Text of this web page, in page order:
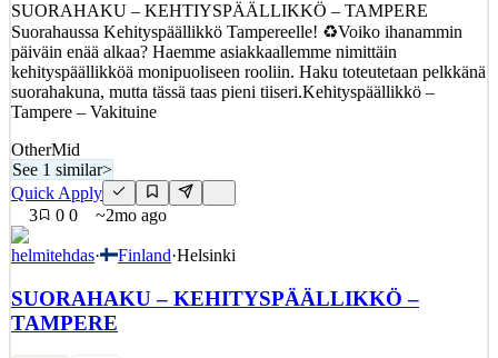
Quick Apply
Apply Save
Details
2views 0saves 0applied
~1mo ago
SUORAHAKU – KEHTIYSPÄÄLLIKKÖ – TAMPERE
Suorahaussa Kehityspäällikkö Tampereelle! ♻️Voiko ihanammin
päiväin enää alkaa? Haemme asiakkaallemme nimittäin
kehityspäällikköä monipuoliseen rooliin. Haku toteutetaan pelkkänä
suorahakuna, mutta tässä taas pieni tiiseri.Kehityspäällikkö –
Tampere – Vakituine
OtherMid
See 1 similar>
Quick Apply
3
0 0 ~2mo ago
helmitehdas· Finland·Helsinki
SUORAHAKU – KEHITYSPÄÄLLIKKÖ –
TAMPERE